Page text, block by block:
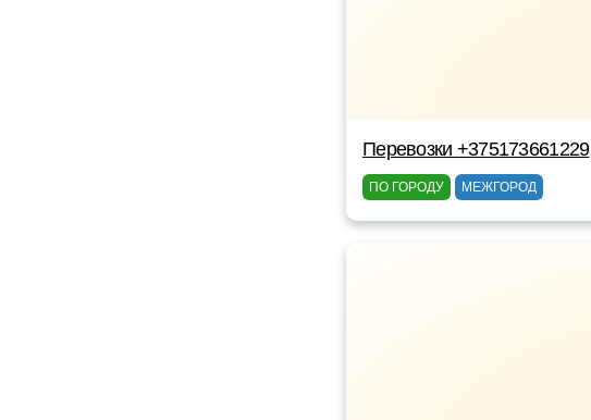
Перевозки +375173661229
ПО ГОРОДУ МЕЖГОРОД